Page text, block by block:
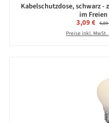
Kabelschutzdose, schwarz -
im
3,09 € 6,09
Preise inkl.